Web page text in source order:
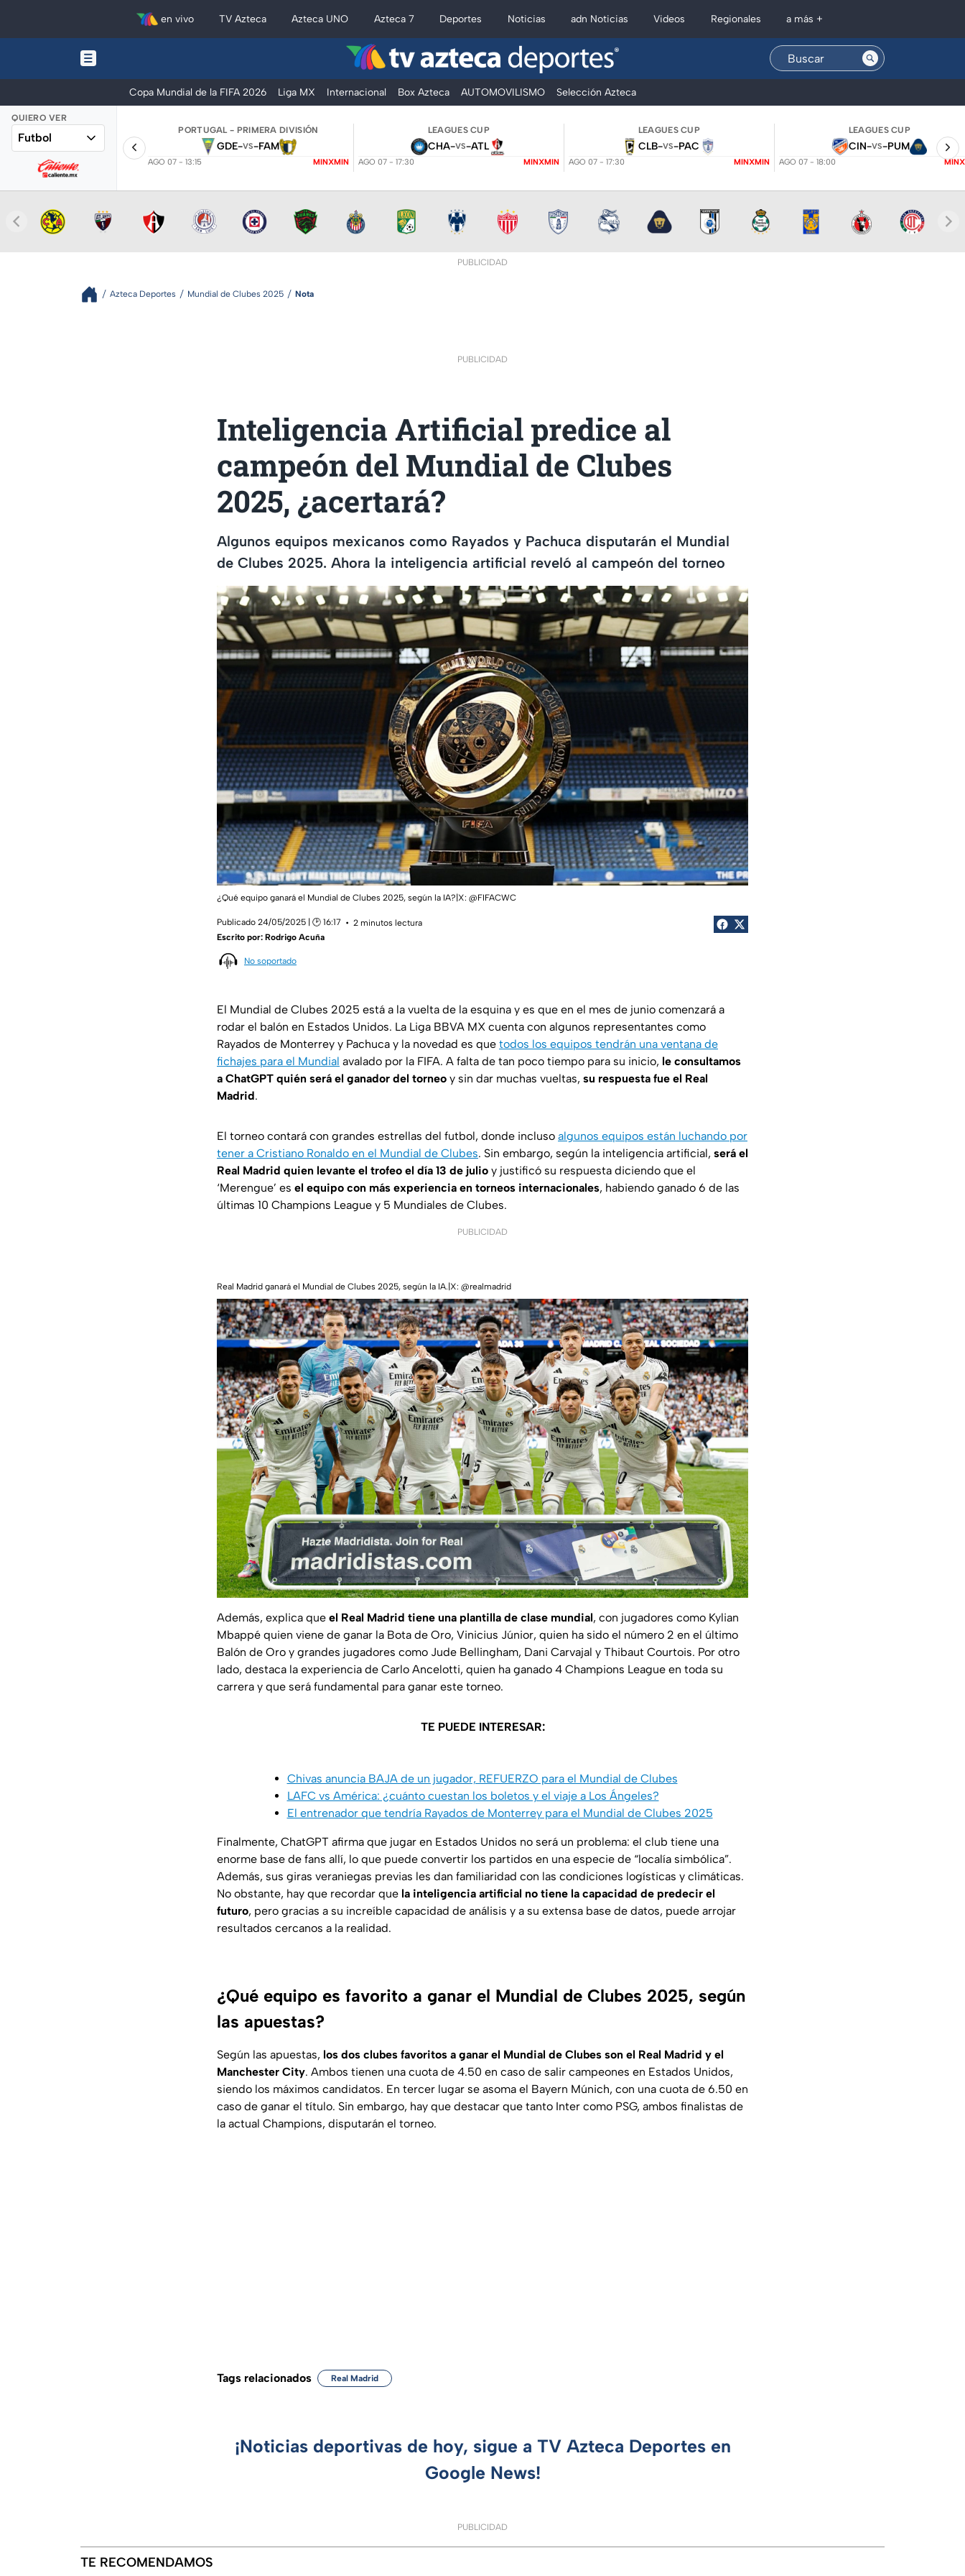
en vivo TV Azteca Azteca UNO Azteca 7 Deportes Noticias adn Noticias Videos Regionales a más +
Copa Mundial de la FIFA 2026 Liga MX Internacional Box Azteca AUTOMOVILISMO Selección Azteca
QUIERO VER
Futbol
PORTUGAL - PRIMERA DIVISIÓN
GDE-VS-FAM
AGO 07 - 13:15 MINXMIN
LEAGUES CUP
CHA-VS-ATL
AGO 07 - 17:30 MINXMIN
LEAGUES CUP
CLB-VS-PAC
AGO 07 - 17:30 MINXMIN
LEAGUES CUP
CIN-VS-PUM
AGO 07 - 18:00
PUBLICIDAD
Azteca Deportes Mundial de Clubes 2025 Nota
PUBLICIDAD
Inteligencia Artificial predice al
campeón del Mundial de Clubes
2025, ¿acertará?
Algunos equipos mexicanos como Rayados y Pachuca disputarán el Mundial
de Clubes 2025. Ahora la inteligencia artificial reveló al campeón del torneo
¿Qué equipo ganará el Mundial de Clubes 2025, según la IA?|X: @FIFACWC
Publicado 24/05/2025 | 🕑 16:17
2 minutos lectura
Escrito por: Rodrigo Acuña
No soportado
El Mundial de Clubes 2025 está a la vuelta de la esquina y es que en el mes de junio comenzará a
rodar el balón en Estados Unidos. La Liga BBVA MX cuenta con algunos representantes como
Rayados de Monterrey y Pachuca y la novedad es que todos los equipos tendrán una ventana de
fichajes para el Mundial avalado por la FIFA. A falta de tan poco tiempo para su inicio, le consultamos
a ChatGPT quién será el ganador del torneo y sin dar muchas vueltas, su respuesta fue el Real
Madrid.
El torneo contará con grandes estrellas del futbol, donde incluso algunos equipos están luchando por
tener a Cristiano Ronaldo en el Mundial de Clubes. Sin embargo, según la inteligencia artificial, será el
Real Madrid quien levante el trofeo el día 13 de julio y justificó su respuesta diciendo que el
‘Merengue’ es el equipo con más experiencia en torneos internacionales, habiendo ganado 6 de las
últimas 10 Champions League y 5 Mundiales de Clubes.
PUBLICIDAD
Real Madrid ganará el Mundial de Clubes 2025, según la IA.|X: @realmadrid
Además, explica que el Real Madrid tiene una plantilla de clase mundial, con jugadores como Kylian
Mbappé quien viene de ganar la Bota de Oro, Vinicius Júnior, quien ha sido el número 2 en el último
Balón de Oro y grandes jugadores como Jude Bellingham, Dani Carvajal y Thibaut Courtois. Por otro
lado, destaca la experiencia de Carlo Ancelotti, quien ha ganado 4 Champions League en toda su
carrera y que será fundamental para ganar este torneo.
TE PUEDE INTERESAR:
Chivas anuncia BAJA de un jugador, REFUERZO para el Mundial de Clubes
LAFC vs América: ¿cuánto cuestan los boletos y el viaje a Los Ángeles?
El entrenador que tendría Rayados de Monterrey para el Mundial de Clubes 2025
Finalmente, ChatGPT afirma que jugar en Estados Unidos no será un problema: el club tiene una
enorme base de fans allí, lo que puede convertir los partidos en una especie de “localía simbólica”.
Además, sus giras veraniegas previas les dan familiaridad con las condiciones logísticas y climáticas.
No obstante, hay que recordar que la inteligencia artificial no tiene la capacidad de predecir el
futuro, pero gracias a su increíble capacidad de análisis y a su extensa base de datos, puede arrojar
resultados cercanos a la realidad.
¿Qué equipo es favorito a ganar el Mundial de Clubes 2025, según
las apuestas?
Según las apuestas, los dos clubes favoritos a ganar el Mundial de Clubes son el Real Madrid y el
Manchester City. Ambos tienen una cuota de 4.50 en caso de salir campeones en Estados Unidos,
siendo los máximos candidatos. En tercer lugar se asoma el Bayern Múnich, con una cuota de 6.50 en
caso de ganar el título. Sin embargo, hay que destacar que tanto Inter como PSG, ambos finalistas de
la actual Champions, disputarán el torneo.
Tags relacionados Real Madrid
¡Noticias deportivas de hoy, sigue a TV Azteca Deportes en
Google News!
PUBLICIDAD
TE RECOMENDAMOS